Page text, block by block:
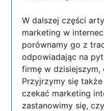
W dalszej części
marketing w
porównamy go z
odpowiadając na
firmę w
Przyjrzymy się
czekać marketing
zastanowimy się,